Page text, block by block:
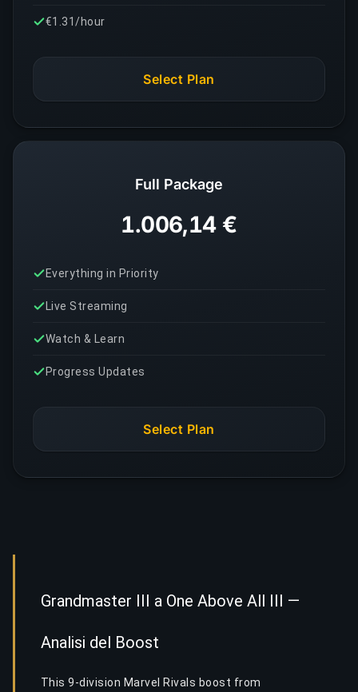
€1.31/hour
Select Plan
Full Package
1.006,14 €
Everything in Priority
Live Streaming
Watch & Learn
Progress Updates
Select Plan
Grandmaster III a One Above All III —
Analisi del Boost
This 9-division Marvel Rivals boost from